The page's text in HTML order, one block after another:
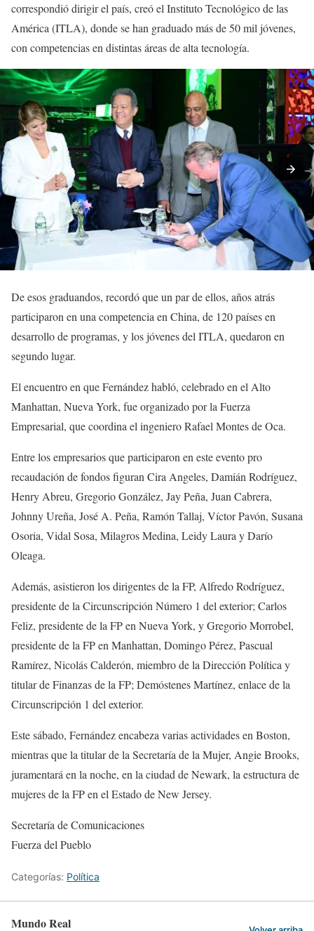
correspondió dirigir el país, creó el Instituto Tecnológico de las
América (ITLA), donde se han graduado más de 50 mil jóvenes,
con competencias en distintas áreas de alta tecnología.
De esos graduandos, recordó que un par de ellos, años atrás
participaron en una competencia en China, de 120 países en
desarrollo de programas, y los jóvenes del ITLA, quedaron en
segundo lugar.
El encuentro en que Fernández habló, celebrado en el Alto
Manhattan, Nueva York, fue organizado por la Fuerza
Empresarial, que coordina el ingeniero Rafael Montes de Oca.
Entre los empresarios que participaron en este evento pro
recaudación de fondos figuran Cira Angeles, Damián Rodríguez,
Henry Abreu, Gregorio González, Jay Peña, Juan Cabrera,
Johnny Ureña, José A. Peña, Ramón Tallaj, Víctor Pavón, Susana
Osoria, Vidal Sosa, Milagros Medina, Leidy Laura y Darío
Oleaga.
Además, asistieron los dirigentes de la FP, Alfredo Rodríguez,
presidente de la Circunscripción Número 1 del exterior; Carlos
Feliz, presidente de la FP en Nueva York, y Gregorio Morrobel,
presidente de la FP en Manhattan, Domingo Pérez, Pascual
Ramírez, Nicolás Calderón, miembro de la Dirección Política y
titular de Finanzas de la FP; Demóstenes Martínez, enlace de la
Circunscripción 1 del exterior.
Este sábado, Fernández encabeza varias actividades en Boston,
mientras que la titular de la Secretaría de la Mujer, Angie Brooks,
juramentará en la noche, en la ciudad de Newark, la estructura de
mujeres de la FP en el Estado de New Jersey.
Secretaría de Comunicaciones
Fuerza del Pueblo
Categorías: Política
Mundo Real